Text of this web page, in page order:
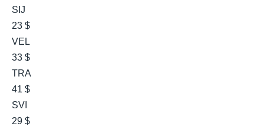
SIJ
23 $
VEL
33 $
TRA
41 $
SVI
29 $